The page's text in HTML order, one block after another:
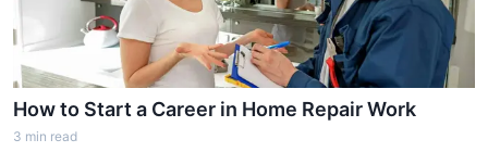
How to Start a Career in Home Repair Work
3 min read